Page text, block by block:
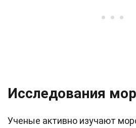
Исследования
Ученые активно изучают